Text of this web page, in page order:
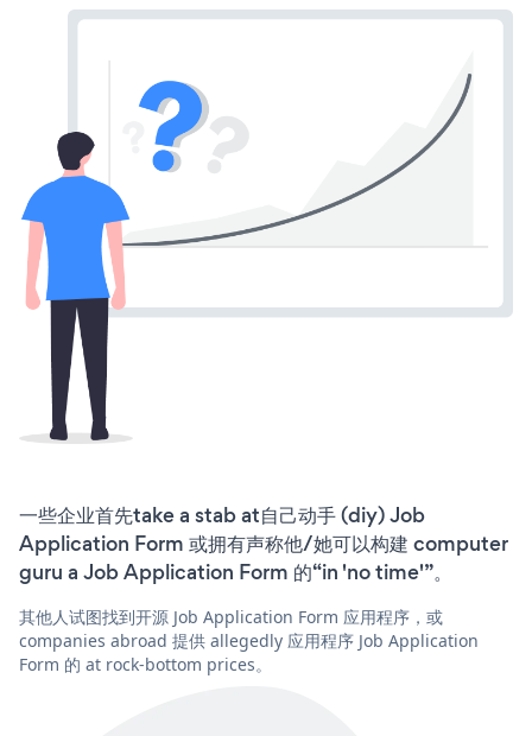
一些企业首先take a stab at自己动手 (diy) Job
Application Form 或拥有声称他/她可以构建 computer
guru a Job Application Form 的“in 'no time'”。
其他人试图找到开源 Job Application Form 应用程序，或
companies abroad 提供 allegedly 应用程序 Job Application
Form 的 at rock-bottom prices。